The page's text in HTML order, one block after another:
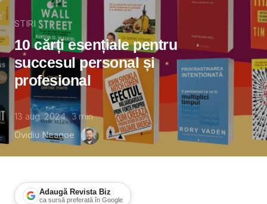
STIRI
10 cărți esențiale pentru
succesul personal și
profesional
13 aug. 2024 3min
Ovidiu Neagoe
Adaugă Revista Biz
ca sursă preferată în Google